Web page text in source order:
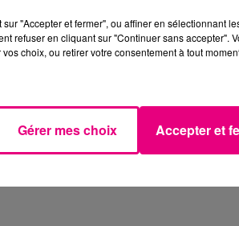
"Accepter et fermer", ou affiner en sélectionnant
refuser en cliquant sur "Continuer sans accepter".
choix, ou retirer votre consentement à tout
Gérer mes choix Accepter et